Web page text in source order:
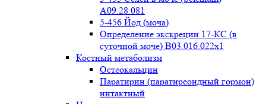
A09.28.081
5-456 Йод (моча)
Определение экскреции 17-КС (в
суточной моче) B03.016.022x1
Костный метаболизм
Остеокальцин
Паратирин (паратиреоидный гормон)
интактный